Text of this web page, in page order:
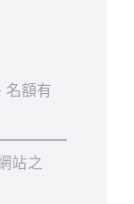
額有
站之